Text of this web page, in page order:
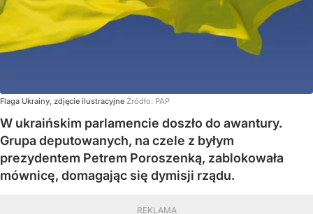
Flaga Ukrainy, zdjęcie ilustracyjne Źródło: PAP
W ukraińskim parlamencie doszło do awantury.
Grupa deputowanych, na czele z byłym
prezydentem Petrem Poroszenką, zablokowała
mównicę, domagając się dymisji rządu.